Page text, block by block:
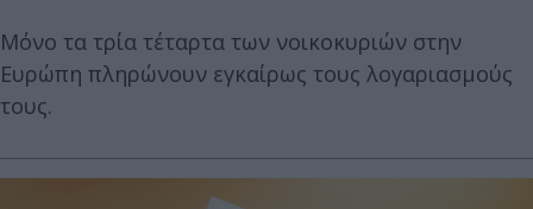
Μόνο τα τρία τέταρτα των νοικοκυριών στην
Ευρώπη πληρώνουν εγκαίρως τους λογαριασμούς
τους.